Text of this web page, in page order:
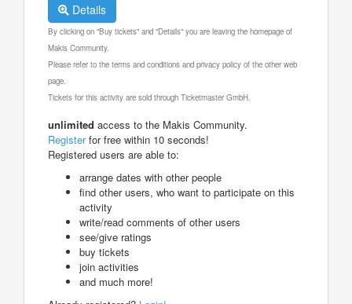
Details
By clicking on "Buy tickets" and "Details" you are leaving the homepage of
Makis Community.
Please refer to the terms and conditions and privacy policy of the other web
page.
Tickets for this activity are sold through Ticketmaster GmbH.
unlimited access to the Makis Community.
Registerfor free within 10 seconds!
Registered users are able to:
arrange dates with other people
find other users, who want to participate on this
activity
write/read comments of other users
see/give ratings
buy tickets
join activities
and much more!